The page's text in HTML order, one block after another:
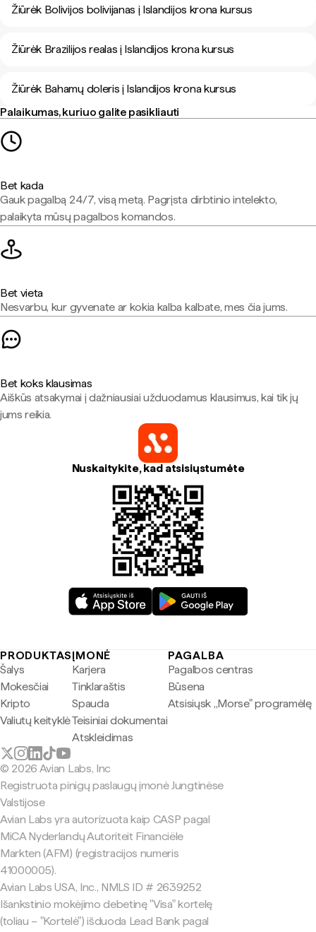
Žiūrėk Bolivijos bolivijanas į Islandijos krona kursus
Žiūrėk Brazilijos realas į Islandijos krona kursus
Žiūrėk Bahamų doleris į Islandijos krona kursus
Palaikumas, kuriuo galite pasikliauti
Bet kada
Gauk pagalbą 24/7, visą metą. Pagrįsta dirbtinio intelekto,
palaikyta mūsų pagalbos komandos.
Bet vieta
Nesvarbu, kur gyvenate ar kokia kalba kalbate, mes čia jums.
Bet koks klausimas
Aiškūs atsakymai į dažniausiai užduodamus klausimus, kai tik jų
jums reikia.
Nuskaitykite, kad atsisiųstumėte
PRODUKTAS
Šalys
Mokesčiai
Kripto
Valiutų keityklė
ĮMONĖ
Karjera
Tinklaraštis
Spauda
Teisiniai dokumentai
Atskleidimas
PAGALBA
Pagalbos centras
Būsena
Atsisiųsk „Morse" programėlę
© 2026 Avian Labs, Inc
Registruota pinigų paslaugų įmonė Jungtinėse
Valstijose
Avian Labs yra autorizuota kaip CASP pagal
MiCA Nyderlandų Autoriteit Financiële
Markten (AFM) (registracijos numeris
41000005).
Avian Labs USA, Inc., NMLS ID # 2639252
Išankstinio mokėjimo debetinę "Visa" kortelę
(toliau – "Kortelė") išduoda Lead Bank pagal